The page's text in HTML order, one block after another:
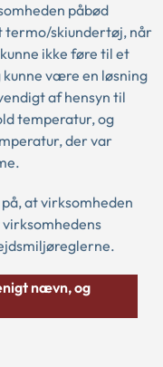
påbød
termo/skiundertøj, når
ikke føre til et
være en løsning
af hensyn til
temperatur, og
der var
at virksomheden
nævn, og